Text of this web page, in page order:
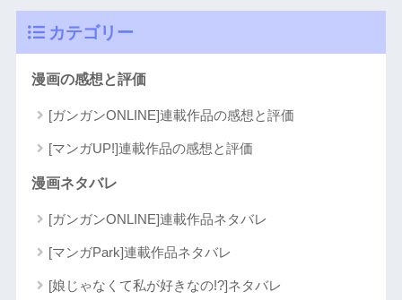
カテゴリー
漫画の感想と評価
[ガンガンONLINE]連載作品の感想と評価
[マンガUP!]連載作品の感想と評価
漫画ネタバレ
[ガンガンONLINE]連載作品ネタバレ
[マンガPark]連載作品ネタバレ
[娘じゃなくて私が好きなの!?]ネタバレ